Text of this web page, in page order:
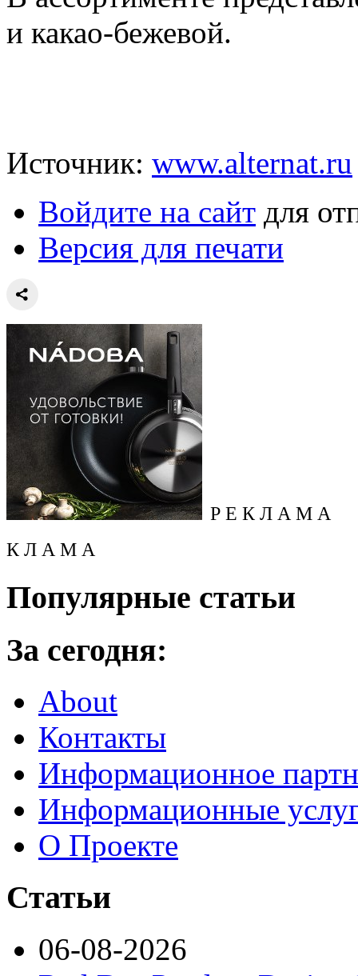
и какао-бежевой.
Источник: www.alternat.ru
Войдите на сайт для
Версия для печати
Р Е К Л А М А
К Л А М А
Популярные статьи
За сегодня:
About
Контакты
Информационное
Информационные
О Проекте
Статьи
06-08-2026